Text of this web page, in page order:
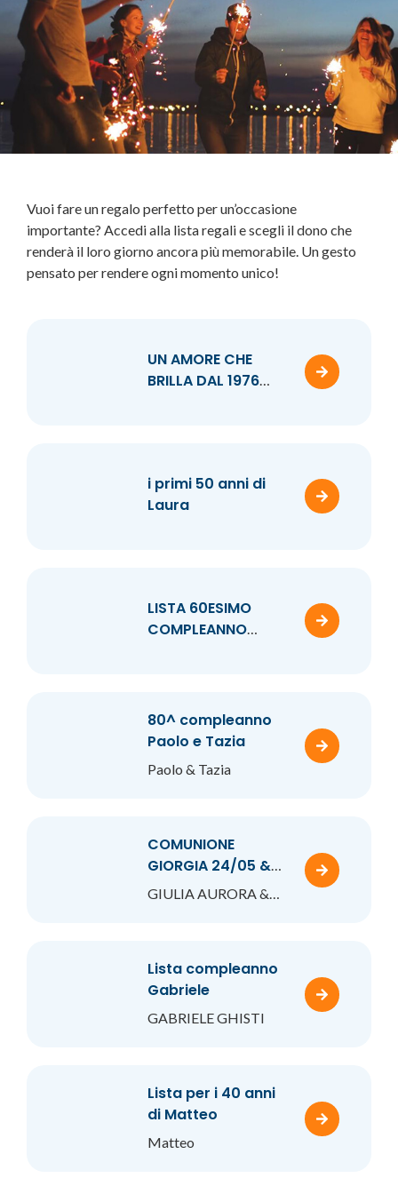
Vuoi fare un regalo perfetto per un’occasione
importante? Accedi alla lista regali e scegli il dono che
renderà il loro giorno ancora più memorabile. Un gesto
pensato per rendere ogni momento unico!
UN AMORE CHE
BRILLA DAL 1976
i primi 50 anni di
Laura
LISTA 60ESIMO
COMPLEANNO
80^ compleanno
Paolo e Tazia
Paolo & Tazia
COMUNIONE
GIORGIA 24/05 &
CRESIMA GIULIA
GIULIA AURORA &
Lista compleanno
Gabriele
GABRIELE GHISTI
Lista per i 40 anni
di Matteo
Matteo